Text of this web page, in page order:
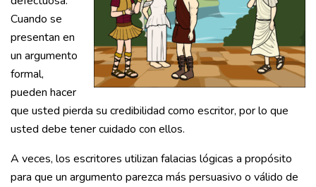
Cuando se
presentan en
un argumento
formal,
pueden hacer
que usted pierda su credibilidad como escritor, por lo que
usted debe tener cuidado con ellos.
A veces, los escritores utilizan falacias lógicas a propósito
para que un argumento parezca más persuasivo o válido de